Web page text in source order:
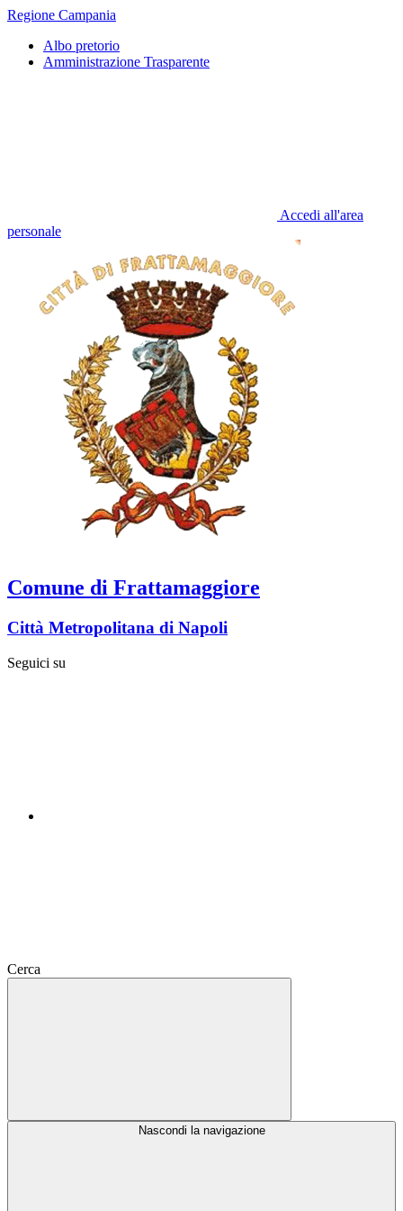
Regione Campania
Albo pretorio
Amministrazione Trasparente
Accedi all'area
personale
Comune di Frattamaggiore
Città Metropolitana di Napoli
Seguici su
Cerca
Nascondi la navigazione